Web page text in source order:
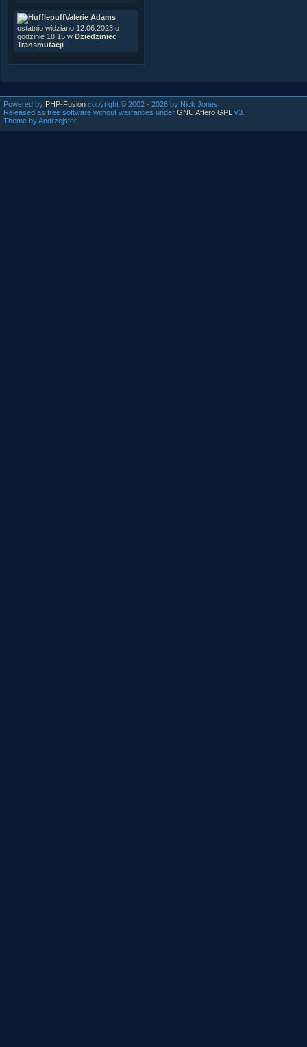
Valerie Adams
ostatnio widziano 12.06.2023 o
godzinie 18:15 w Dziedziniec
Transmutacji
Powered by PHP-Fusion copyright © 2002 - 2026 by Nick Jones.
Released as free software without warranties under GNU Affero GPL v3.
Theme by Andrzejster